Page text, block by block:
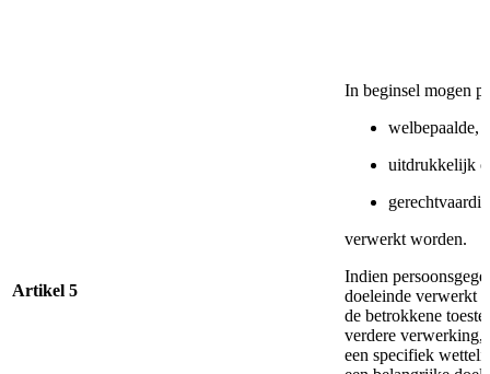
Artikel 5
In beginsel mogen
welbepaalde,
uitdrukkelijk
verwerkt worden.
Indien
doeleinde verwerkt
de betrokkene
verdere
een specifiek